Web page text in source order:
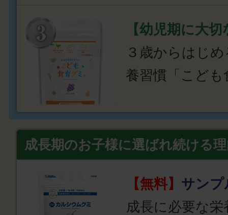
【幼児期に大
３歳からはじ
養習慣「こども
成長期のお子様に選ばれ続ける
【無料】 サンプ
成長に必要な